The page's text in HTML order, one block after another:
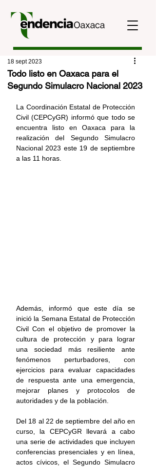
Todo listo en Oaxaca para el
Segundo Simulacro Nacional 2023
18 sept 2023
La Coordinación Estatal de Protección
Civil (CEPCyGR) informó que todo se
encuentra listo en Oaxaca para la
realización del Segundo Simulacro
Nacional 2023 este 19 de septiembre
a las 11 horas.
Además, informó que este día se
inició la Semana Estatal de Protección
Civil Con el objetivo de promover la
cultura de protección y para lograr
una sociedad más resiliente ante
fenómenos perturbadores, con
ejercicios para evaluar capacidades
de respuesta ante una emergencia,
mejorar planes y protocolos de
autoridades y de la población.
Del 18 al 22 de septiembre del año en
curso, la CEPCyGR llevará a cabo
una serie de actividades que incluyen
conferencias presenciales y en línea,
actos cívicos, el Segundo Simulacro